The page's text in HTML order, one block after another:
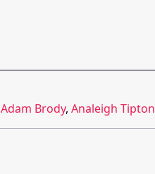
Adam Brody, Analeigh Tipton